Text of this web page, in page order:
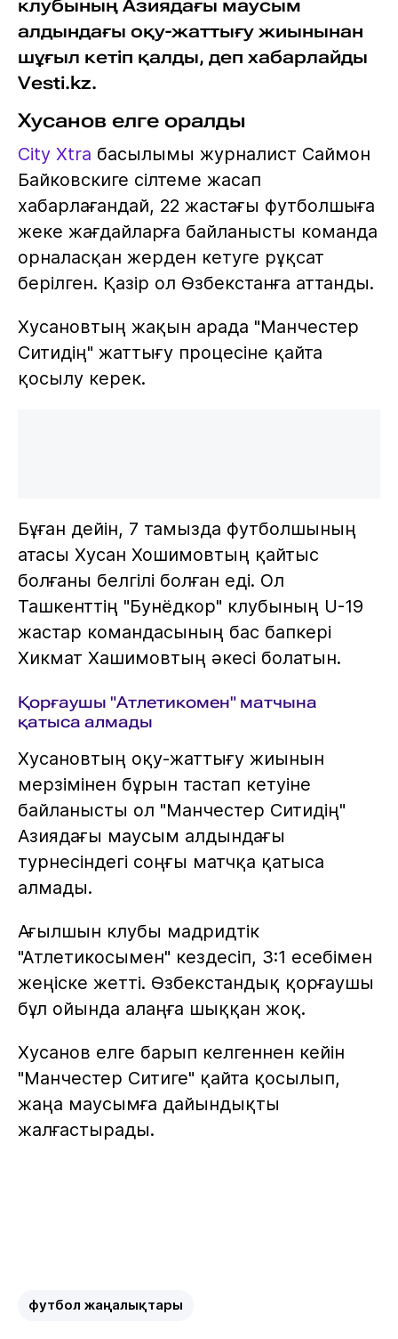
клубының Азиядағы маусым
алдындағы оқу-жаттығу жиынынан
шұғыл кетіп қалды, деп хабарлайды
Vesti.kz.
Хусанов елге оралды
City Xtra басылымы журналист Саймон
Байковскиге сілтеме жасап
хабарлағандай, 22 жастағы футболшыға
жеке жағдайларға байланысты команда
орналасқан жерден кетуге рұқсат
берілген. Қазір ол Өзбекстанға аттанды.
Хусановтың жақын арада "Манчестер
Ситидің" жаттығу процесіне қайта
қосылу керек.
Бұған дейін, 7 тамызда футболшының
атасы Хусан Хошимовтың қайтыс
болғаны белгілі болған еді. Ол
Ташкенттің "Бунёдкор" клубының U-19
жастар командасының бас бапкері
Хикмат Хашимовтың әкесі болатын.
Қорғаушы "Атлетикомен" матчына
қатыса алмады
Хусановтың оқу-жаттығу жиынын
мерзімінен бұрын тастап кетуіне
байланысты ол "Манчестер Ситидің"
Азиядағы маусым алдындағы
турнесіндегі соңғы матчқа қатыса
алмады.
Ағылшын клубы мадридтік
"Атлетикосымен" кездесіп, 3:1 есебімен
жеңіске жетті. Өзбекстандық қорғаушы
бұл ойында алаңға шыққан жоқ.
Хусанов елге барып келгеннен кейін
"Манчестер Ситиге" қайта қосылып,
жаңа маусымға дайындықты
жалғастырады.
футбол жаңалықтары